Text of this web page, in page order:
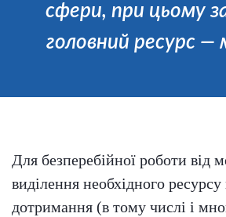
сфери, при цьому
головний ресурс —
Для безперебійної роботи від
виділення необхідного
дотримання (в тому числі і